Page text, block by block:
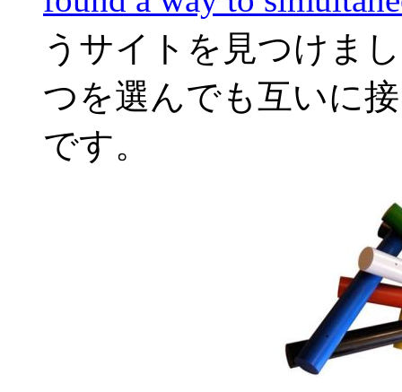
うサイトを見つけま
つを選んでも互いに
です。